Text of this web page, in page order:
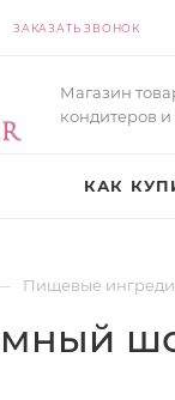
ЗАКАЗАТЬ ЗВОНОК
Магазин
кондитеров и
КАК
Пищевые